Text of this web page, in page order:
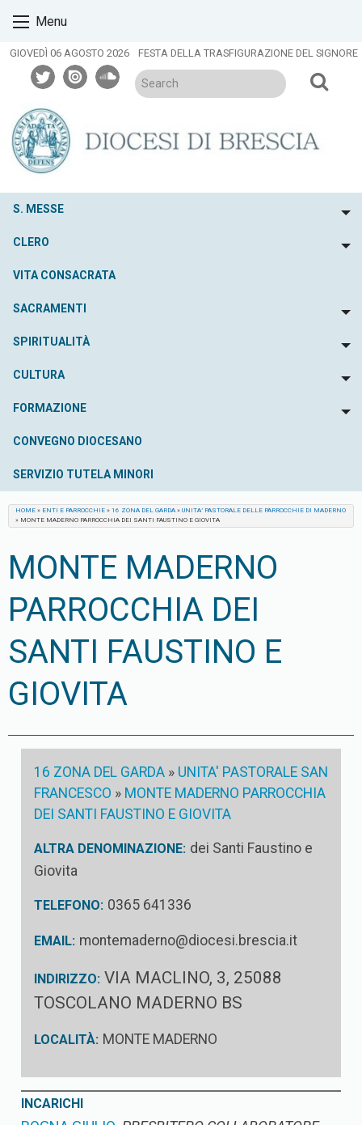
content
Menu
GIOVEDÌ 06 AGOSTO 2026 FESTA DELLA TRASFIGURAZIONE DEL SIGNORE
twitterissuusoundcloud
S. MESSE
CLERO
VITA CONSACRATA
SACRAMENTI
SPIRITUALITÀ
CULTURA
FORMAZIONE
CONVEGNO DIOCESANO
SERVIZIO TUTELA MINORI
HOME » ENTI E PARROCCHIE » 16 ZONA DEL GARDA » UNITA’ PASTORALE DELLE PARROCCHIE DI MADERNO
» MONTE MADERNO PARROCCHIA DEI SANTI FAUSTINO E GIOVITA
MONTE MADERNO
PARROCCHIA DEI
SANTI FAUSTINO E
GIOVITA
16 ZONA DEL GARDA » UNITA' PASTORALE SAN
FRANCESCO » MONTE MADERNO PARROCCHIA
DEI SANTI FAUSTINO E GIOVITA
ALTRA DENOMINAZIONE: dei Santi Faustino e
Giovita
TELEFONO: 0365 641336
EMAIL: montemaderno@diocesi.brescia.it
INDIRIZZO: VIA MACLINO, 3, 25088
TOSCOLANO MADERNO BS
LOCALITÀ: MONTE MADERNO
INCARICHI